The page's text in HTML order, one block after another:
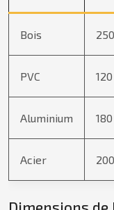
Bois
PVC
Aluminium
Acier